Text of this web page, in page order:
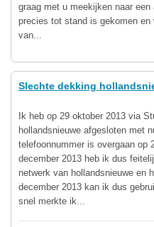
graag met u meekijken naar
precies tot stand is gekomen
van...
Slechte dekking
Ik heb op 29 oktober 2013 via
hollandsnieuwe afgesloten met
telefoonnummer is overgaan op
december 2013 heb ik dus
netwerk van hollandsnieuwe en
december 2013 kan ik dus
snel merkte ik...